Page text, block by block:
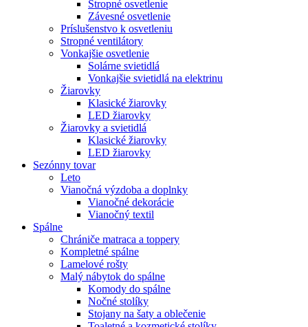
Stropné osvetlenie
Závesné osvetlenie
Príslušenstvo k osvetleniu
Stropné ventilátory
Vonkajšie osvetlenie
Solárne svietidlá
Vonkajšie svietidlá na elektrinu
Žiarovky
Klasické žiarovky
LED žiarovky
Žiarovky a svietidlá
Klasické žiarovky
LED žiarovky
Sezónny tovar
Leto
Vianočná výzdoba a doplnky
Vianočné dekorácie
Vianočný textil
Spálne
Chrániče matraca a toppery
Kompletné spálne
Lamelové rošty
Malý nábytok do spálne
Komody do spálne
Nočné stolíky
Stojany na šaty a oblečenie